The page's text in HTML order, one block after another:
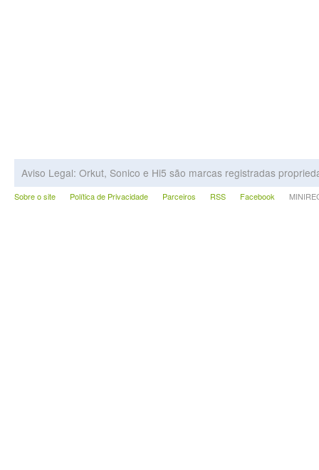
Aviso Legal: Orkut, Sonico e Hi5 são marcas registradas
Sobre o site Política de Privacidade Parceiros RSS Facebook